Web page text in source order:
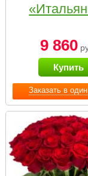
Заказать в
9 860
Купить